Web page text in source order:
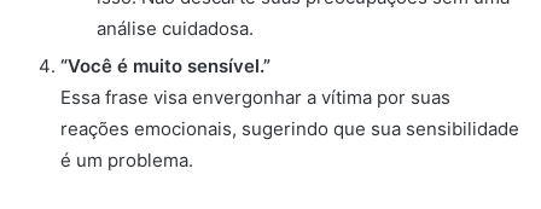
análise cuidadosa.
“Você é muito sensível.”
Essa frase visa envergonhar a vítima por suas
reações emocionais, sugerindo que sua sensibilidade
é um problema.